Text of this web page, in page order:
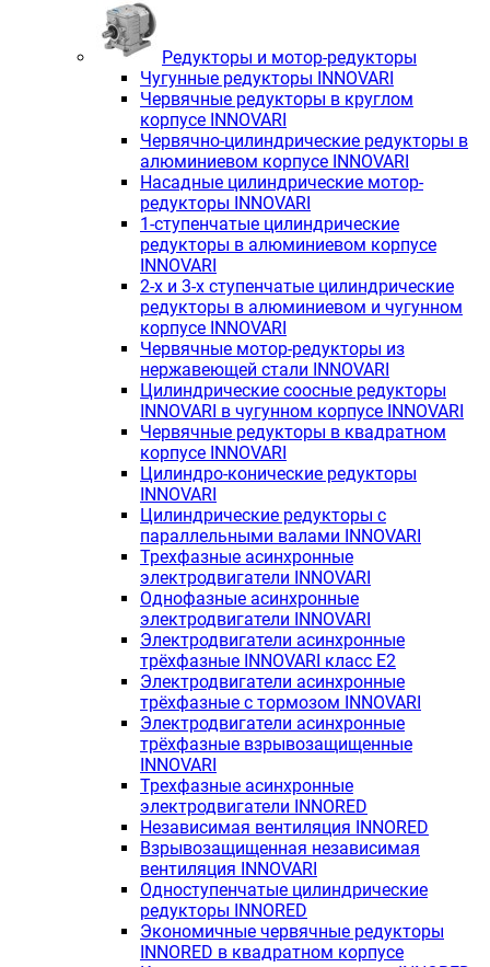
Редукторы и мотор-редукторы
Чугунные редукторы INNOVARI
Червячные редукторы в круглом
корпусе INNOVARI
Червячно-цилиндрические редукторы в
алюминиевом корпусе INNOVARI
Насадные цилиндрические мотор-
редукторы INNOVARI
1-ступенчатые цилиндрические
редукторы в алюминиевом корпусе
INNOVARI
2-х и 3-х ступенчатые цилиндрические
редукторы в алюминиевом и чугунном
корпусе INNOVARI
Червячные мотор-редукторы из
нержавеющей стали INNOVARI
Цилиндрические соосные редукторы
INNOVARI в чугунном корпусе INNOVARI
Червячные редукторы в квадратном
корпусе INNOVARI
Цилиндро-конические редукторы
INNOVARI
Цилиндрические редукторы с
параллельными валами INNOVARI
Трехфазные асинхронные
электродвигатели INNOVARI
Однофазные асинхронные
электродвигатели INNOVARI
Электродвигатели асинхронные
трёхфазные INNOVARI класс E2
Электродвигатели асинхронные
трёхфазные с тормозом INNOVARI
Электродвигатели асинхронные
трёхфазные взрывозащищенные
INNOVARI
Трехфазные асинхронные
электродвигатели INNORED
Независимая вентиляция INNORED
Взрывозащищенная независимая
вентиляция INNOVARI
Одноступенчатые цилиндрические
редукторы INNORED
Экономичные червячные редукторы
INNORED в квадратном корпусе